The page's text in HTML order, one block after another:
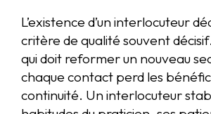
L’existence d’un interlocuteur
critère de qualité souvent
qui doit reformer un nouveau
chaque contact perd les
continuité. Un interlocuteur